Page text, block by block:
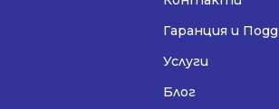
Гаранция и
Услуги
Блог